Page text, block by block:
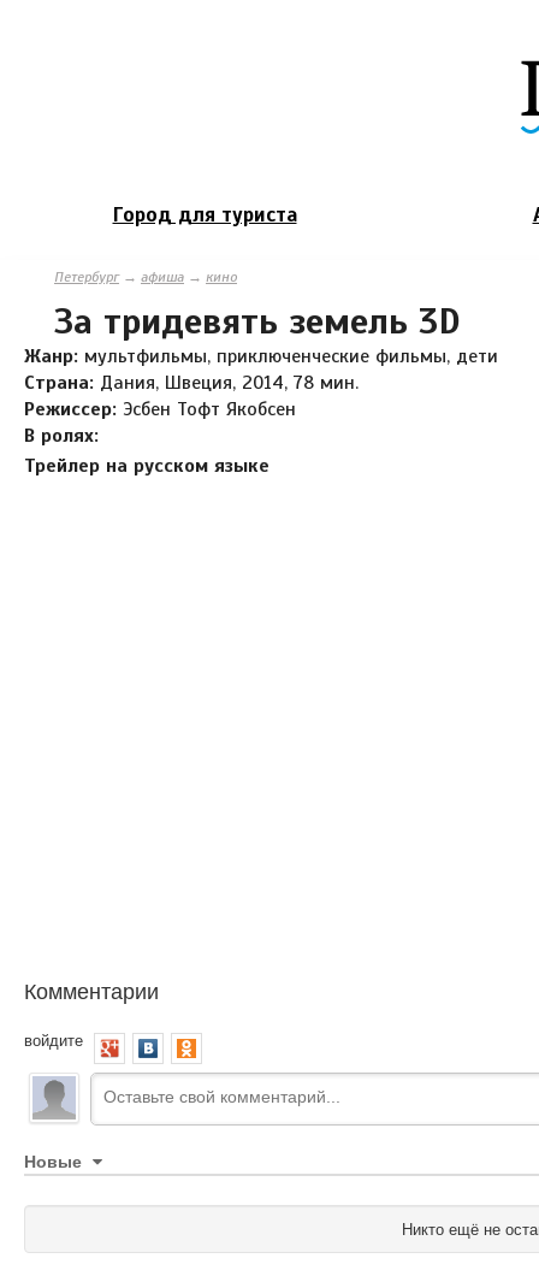
Город для туриста
Петербург→ афиша → кино
За тридевять земель 3D
Жанр: мультфильмы, приключенческие фильмы, дети
Страна: Дания, Швеция, 2014, 78 мин.
Режиссер: Эсбен Тофт Якобсен
В ролях:
Трейлер на русском языке
Комментарии
войдите
Новые
Никто ещё не